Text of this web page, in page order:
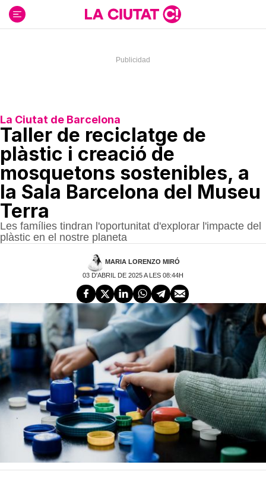
contenido
La Ciutat de Barcelona
Taller de reciclatge de
plàstic i creació de
mosquetons sostenibles, a
la Sala Barcelona del Museu
Terra
Les famílies tindran l'oportunitat d'explorar l'impacte del
plàstic en el nostre planeta
MARIA LORENZO MIRÓ
03 D'ABRIL DE 2025 A LES 08:44H